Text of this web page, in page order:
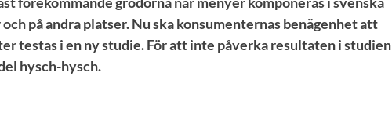
på andra platser. Nu ska konsumenternas benägenhet att
testas i en ny studie. För att inte påverka resultaten i studien
hysch-hysch.